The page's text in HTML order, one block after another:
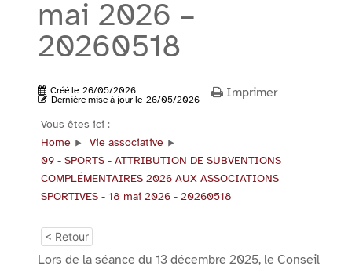
mai 2026 –
20260518
Créé le 26/05/2026
Dernière mise à jour le 26/05/2026 Imprimer
Vous êtes ici :
Home
Vie associative
09 - SPORTS - ATTRIBUTION DE SUBVENTIONS
COMPLÉMENTAIRES 2026 AUX ASSOCIATIONS
SPORTIVES - 18 mai 2026 - 20260518
< Retour
Lors de la séance du 13 décembre 2025, le Conseil